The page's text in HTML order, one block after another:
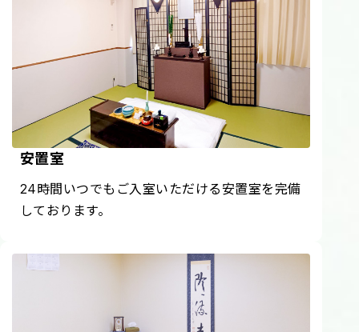
安置室
24時間いつでもご入室いただける安置室を完備
しております。